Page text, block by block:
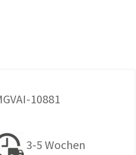
10881
3-5 Wochen